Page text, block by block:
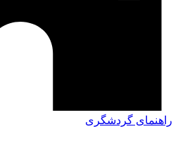
راهنمای گردشگری